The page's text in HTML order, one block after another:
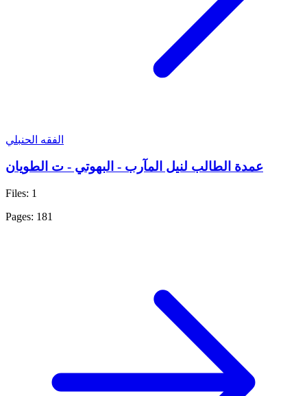
الفقه الحنبلي
عمدة الطالب لنيل المآرب - البهوتي - ت الطويان
Files: 1
Pages: 181